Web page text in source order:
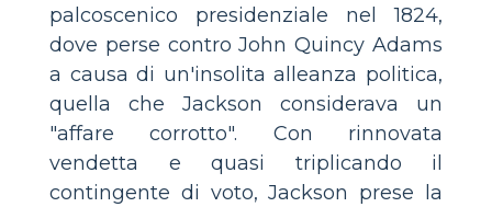
palcoscenico presidenziale nel 1824,
dove perse contro John Quincy Adams
a causa di un'insolita alleanza politica,
quella che Jackson considerava un
"affare corrotto". Con rinnovata
vendetta e quasi triplicando il
contingente di voto, Jackson prese la